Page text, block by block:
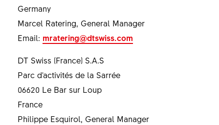
Germany
Marcel Ratering, General Manager
Email: mratering@dtswiss.com
DT Swiss (France) S.A.S
Parc d'activités de la Sarrée
06620 Le Bar sur Loup
France
Philippe Esquirol, General Manager